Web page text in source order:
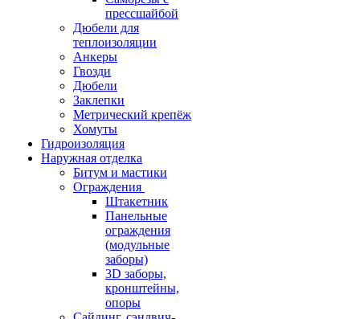
прессшайбой
Дюбели для
теплоизоляции
Анкеры
Гвозди
Дюбели
Заклепки
Метрический крепёж
Хомуты
Гидроизоляция
Наружная отделка
Битум и мастики
Ограждения
Штакетник
Панельные
ограждения
(модульные
заборы)
3D заборы,
кронштейны,
опоры